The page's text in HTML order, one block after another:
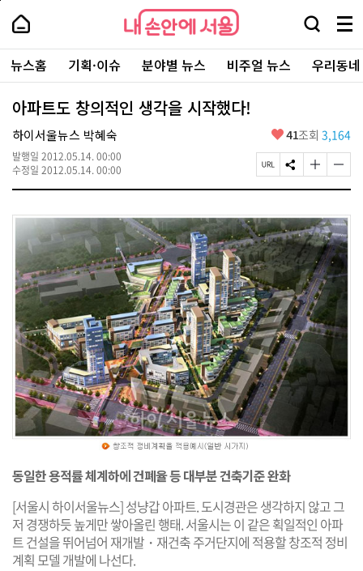
본
로
가
내
손
안
에
서
울
-
서
울
시
대
표
소
포
털
내
손
에
울
검
창
열
기
메
뉴
전
체
보
주
요
서
뉴스홈 기획·이슈 분야별 뉴스 비주얼 뉴스 우리동
아파트도 창의적인 생각을 시작했다!
하이서울뉴스 박혜숙
발행일 2012.05.14. 00:00
수정일 2012.05.14. 00:00
좋
요
41조회 3,164
페
이
U
R
L
복
사
S
N
공
유
하
기
글
자
기
크
게
변
경
하
기
글
자
기
작
게
변
경
하
기
동일한 용적률 체계하에 건폐율 등 대부분 건축기준 완화
[서울시 하이서울뉴스] 성냥갑 아파트. 도시경관은 생각하지 않고 그
저 경쟁하듯 높게만 쌓아올린 행태. 서울시는 이 같은 획일적인 아파
트 건설을 뛰어넘어 재개발・재건축 주거단지에 적용할 창조적 정비
계획 모델 개발에 나선다.
페
상
단
로